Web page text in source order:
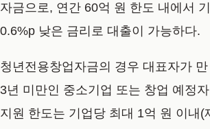
자금으로, 연간 60억 원 한도 내에서
0.6%p 낮은 금리로 대출이 가능하다.
청년전용창업자금의 경우 대표자가
3년 미만인 중소기업 또는 창업 예정
지원 한도는 기업당 최대 1억 원 이내(